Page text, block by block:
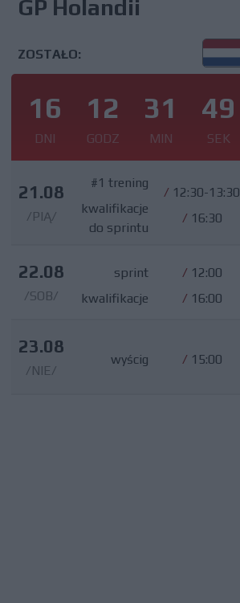
GP Holandii
ZOSTAŁO:
16
DNI
12
GODZ
31
MIN
48
SEK
21.08
/PIĄ/
#1 trening
kwalifikacje
do sprintu
/ 12:30-13:30
/ 16:30
22.08
/SOB/
sprint
kwalifikacje
/ 12:00
/ 16:00
23.08
/NIE/
wyścig / 15:00